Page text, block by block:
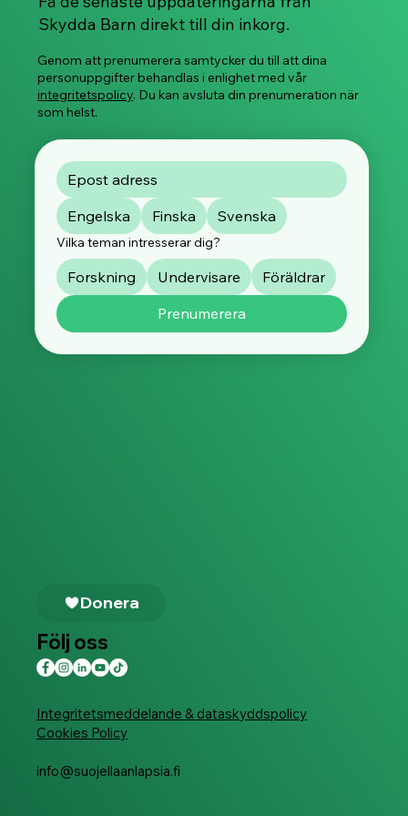
distansworkshoppar som främjar barnens
känslo- och säkerhetsfärdigheter börjar i
januari 2026!
Skydda Barn direkt till din inkorg.
Genom att prenumerera samtycker du till att dina
personuppgifter behandlas i enlighet med vår
integritetspolicy. Du kan avsluta din prenumeration när
som helst.
Integritetsmeddelande & dataskyddspolicy
Cookies Policy
info@suojellaanlapsia.fi
Engelska Finska Svenska
Vilka teman intresserar dig?
Forskning Undervisare
Föräldrar
Prenumerera
Donera
Följ oss